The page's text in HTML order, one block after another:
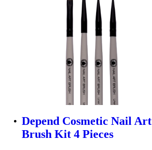
Depend Cosmetic Nail Art
Brush Kit 4 Pieces